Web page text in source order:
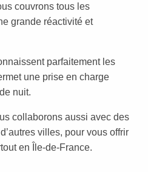
couvrons tous les
grande réactivité et
parfaitement les
une prise en charge
nuit.
collaborons aussi avec des
villes, pour vous offrir
en Île-de-France.